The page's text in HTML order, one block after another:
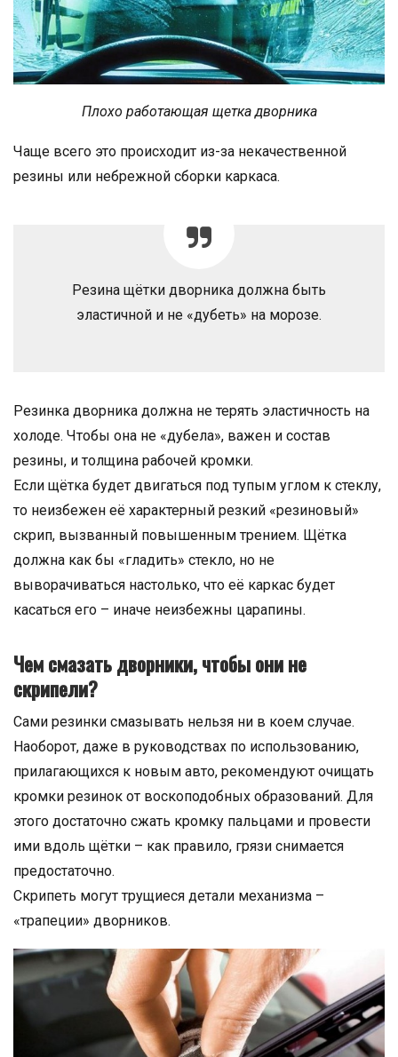
Плохо работающая щетка дворника
Чаще всего это происходит из-за некачественной
резины или небрежной сборки каркаса.
Резина щётки дворника должна быть
эластичной и не «дубеть» на морозе.
Резинка дворника должна не терять эластичность на
холоде. Чтобы она не «дубела», важен и состав
резины, и толщина рабочей кромки.
Если щётка будет двигаться под тупым углом к стеклу,
то неизбежен её характерный резкий «резиновый»
скрип, вызванный повышенным трением. Щётка
должна как бы «гладить» стекло, но не
выворачиваться настолько, что её каркас будет
касаться его – иначе неизбежны царапины.
Чем смазать дворники, чтобы они не
скрипели?
Сами резинки смазывать нельзя ни в коем случае.
Наоборот, даже в руководствах по использованию,
прилагающихся к новым авто, рекомендуют очищать
кромки резинок от воскоподобных образований. Для
этого достаточно сжать кромку пальцами и провести
ими вдоль щётки – как правило, грязи снимается
предостаточно.
Скрипеть могут трущиеся детали механизма –
«трапеции» дворников.